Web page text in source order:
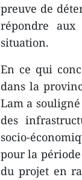
preuve de
répondre aux
situation.
En ce qui
dans la
Lam a
des
socio-
pour la
du projet en